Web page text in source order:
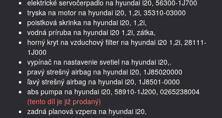
elektrické servočerpadlo na hyundai i20, 56300-1J700
tryska na motor na hyundai i20, 1,2i, 35310-03000
poistková skrinka na hyundai i20, 1,2i,
vodná príruba na hyundai i20 1,2i, zátka,
horný kryt na vzduchový filter na hyundai i20 1,2i, 28111-
1J000
vypínač na nastavenie svetiel na hyundai i20,.
pravý strešný airbag na hyundai i20, 1J85020000
ľavý strešný airbag na hyundai i20, 1J8501-0000
abs pumpa na hyundai i20, 58910-1J200, 0265238004
(tento díl je již prodaný)
zadná planová vzpera na hyundai i20,